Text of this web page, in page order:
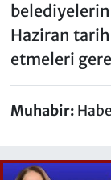
Haziran
etmeleri
Muhabir: